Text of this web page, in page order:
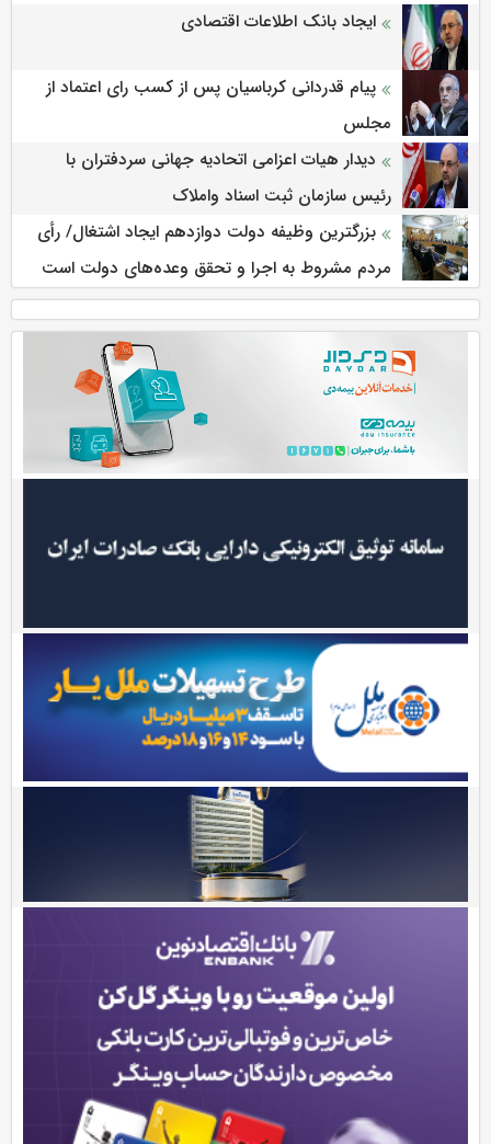
ایجاد بانک اطلاعات اقتصادی
پیام قدردانی کرباسیان پس از کسب رای اعتماد از
مجلس
دیدار هیات اعزامی اتحادیه جهانی سردفتران با
رئیس سازمان ثبت اسناد واملاک
بزرگترین وظیفه دولت دوازدهم ایجاد اشتغال/ رأی
مردم مشروط به اجرا و تحقق وعده‌های دولت است